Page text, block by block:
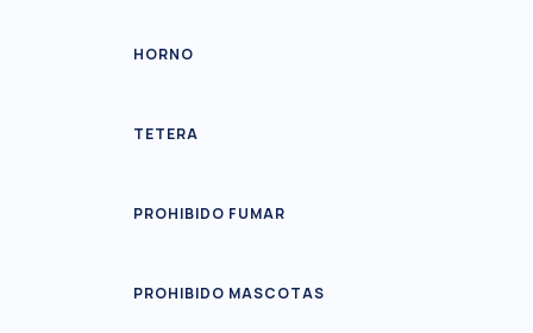
HORNO
TETERA
PROHIBIDO FUMAR
PROHIBIDO MASCOTAS